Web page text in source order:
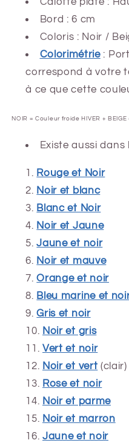
Bord : 6 cm
Coloris : Noir /
Colorimétrie:
correspond à votre
à ce que cette
NOIR = Couleur froide HIVER +
Existe aussi
Rouge et Noir
Noir et blanc
Blanc et Noir
Noir et Jaune
Jaune et noir
Noir et mauve
Orange et noir
Bleu marine et
Gris et noir
Noir et gris
Vert et noir
Noir et vert (clair)
Rose et noir
Noir et parme
Noir et marron
Jaune et noir